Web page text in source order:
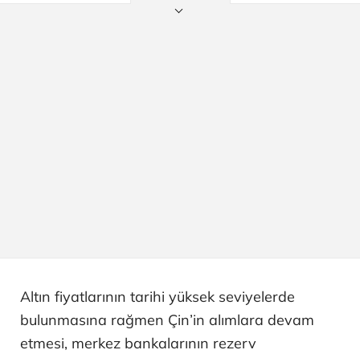
Altın fiyatlarının tarihi yüksek seviyelerde
bulunmasına rağmen Çin’in alımlara devam
etmesi, merkez bankalarının rezerv